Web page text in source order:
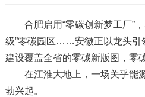
合肥启用“零碳创新梦工厂”，
级”零碳园区……安徽正以龙头引
建设覆盖全省的零碳新版图，零
在江淮大地上，一场关乎能
勃兴起。